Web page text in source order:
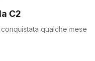
C2
qualche mese